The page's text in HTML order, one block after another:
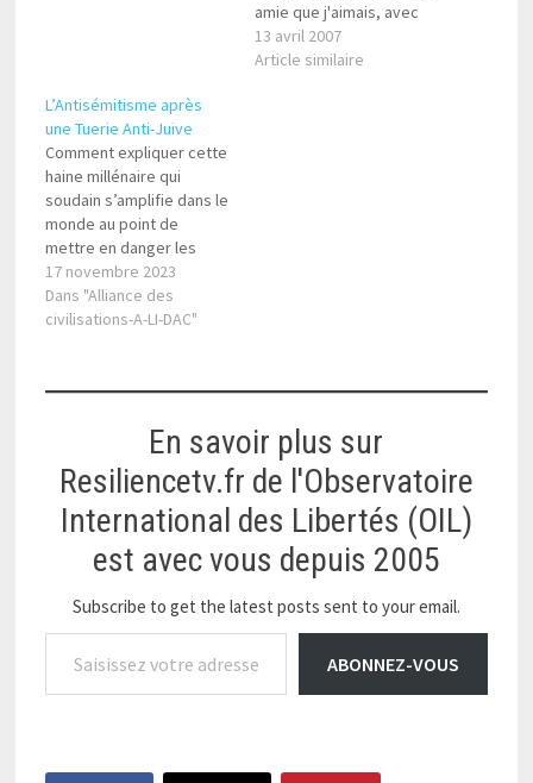
amie que j'aimais, avec
qui je fondais des projets
de foyer, d'enfants... des
13 avril 2007
Article similaire
L’Antisémitisme après
une Tuerie Anti-Juive
Comment expliquer cette
haine millénaire qui
soudain s’amplifie dans le
monde au point de
mettre en danger les
sociétés occidentales.
Dans un pogrom
programmé, le 7 octobre,
tués, abattus, décapités,
6400 blessés, au sud
17 novembre 2023
Dans "Alliance des
civilisations-A-LI-DAC"
En savoir plus sur
Resiliencetv.fr de l'Observatoire
International des Libertés (OIL)
est avec vous depuis 2005
Subscribe to get the latest posts sent to your email.
Saisissez votre adresse e-mail…
ABONNEZ-VOUS